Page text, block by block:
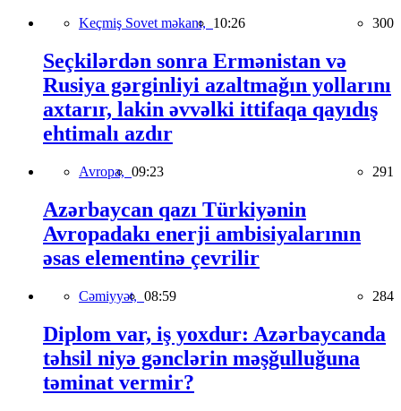
Keçmiş Sovet məkanı, 10:26 300
Seçkilərdən sonra Ermənistan və
Rusiya gərginliyi azaltmağın yollarını
axtarır, lakin əvvəlki ittifaqa qayıdış
ehtimalı azdır
Avropa, 09:23 291
Azərbaycan qazı Türkiyənin
Avropadakı enerji ambisiyalarının
əsas elementinə çevrilir
Cəmiyyət, 08:59 284
Diplom var, iş yoxdur: Azərbaycanda
təhsil niyə gənclərin məşğulluğuna
təminat vermir?